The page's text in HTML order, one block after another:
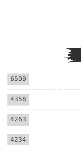
6509
4358
4263
4234